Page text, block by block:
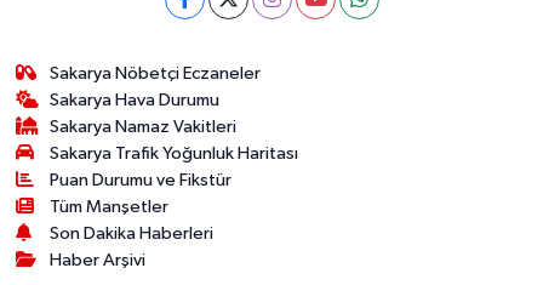
Sakarya Nöbetçi Eczaneler
Sakarya Hava Durumu
Sakarya Namaz Vakitleri
Sakarya Trafik Yoğunluk Haritası
Puan Durumu ve Fikstür
Tüm Manşetler
Son Dakika Haberleri
Haber Arşivi